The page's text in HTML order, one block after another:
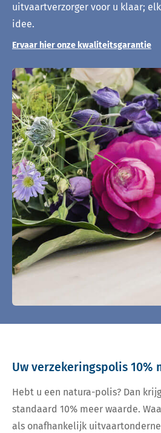
uitvaartverzorger voor u klaar;
idee.
Ervaar hier onze kwaliteitsgarantie
Uw verzekeringspolis 10%
Hebt u een natura-polis? Dan
standaard 10% meer waarde.
als onafhankelijk